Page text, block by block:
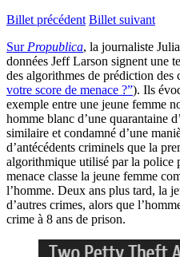
Billet précédent Billet suivant
Sur Propublica, la journaliste
données Jeff Larson signent une
des algorithmes de prédiction des
votre score de menace ?”). Ils
exemple entre une jeune femme
homme blanc d’une quarantaine
similaire et condamné d’une
d’antécédents criminels que la
algorithmique utilisé par la police
menace classe la jeune femme
l’homme. Deux ans plus tard, la
d’autres crimes, alors que
crime à 8 ans de prison.